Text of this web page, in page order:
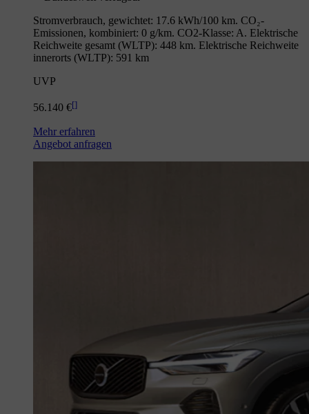
Stromverbrauch, gewichtet: 17.6 kWh/100 km. CO₂-
Emissionen, kombiniert: 0 g/km. CO2-Klasse: A. Elektrische
Reichweite gesamt (WLTP): 448 km. Elektrische Reichweite
innerorts (WLTP): 591 km
UVP
56.140 €[]
Mehr erfahren
Angebot anfragen